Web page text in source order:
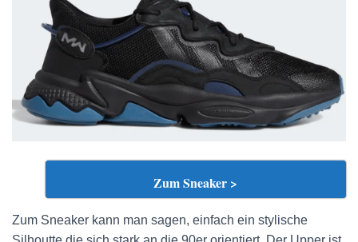
Zum Sneaker >
Zum Sneaker kann man sagen, einfach ein stylische